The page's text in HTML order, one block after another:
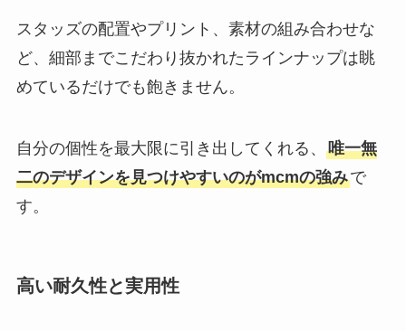
スタッズの配置やプリント、素材の組み合わせな
ど、細部までこだわり抜かれたラインナップは眺
めているだけでも飽きません。
自分の個性を最大限に引き出してくれる、 唯一無
二のデザインを見つけやすいのがmcmの強みで
す。
高い耐久性と実用性